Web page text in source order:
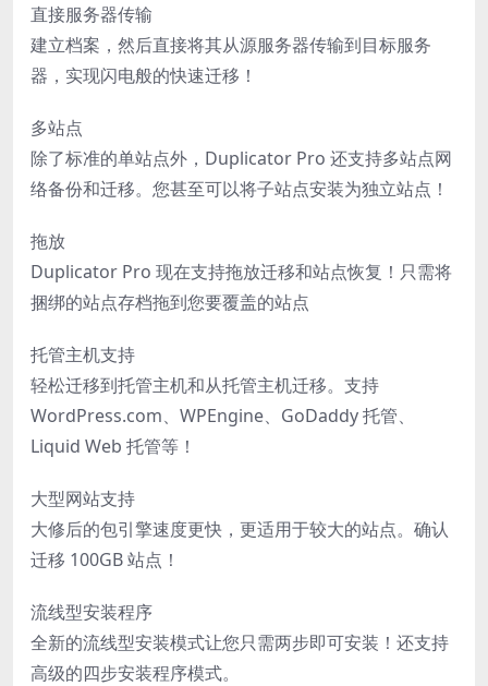
直接服务器传输
建立档案，然后直接将其从源服务器传输到目标服务
器，实现闪电般的快速迁移！
多站点
除了标准的单站点外，Duplicator Pro 还支持多站点网
络备份和迁移。您甚至可以将子站点安装为独立站点！
拖放
Duplicator Pro 现在支持拖放迁移和站点恢复！只需将
捆绑的站点存档拖到您要覆盖的站点
托管主机支持
轻松迁移到托管主机和从托管主机迁移。支持
WordPress.com、WPEngine、GoDaddy 托管、
Liquid Web 托管等！
大型网站支持
大修后的包引擎速度更快，更适用于较大的站点。确认
迁移 100GB 站点！
流线型安装程序
全新的流线型安装模式让您只需两步即可安装！还支持
高级的四步安装程序模式。